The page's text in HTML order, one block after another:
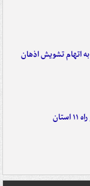
به اتهام تشویش اذهان